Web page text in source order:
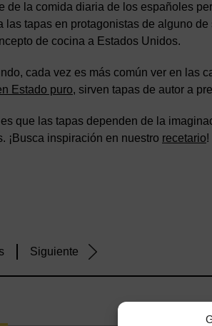
de la comida diaria de los españoles
las tapas en protagonistas de alguno
de cocina a Estados Unidos.
cada vez es más común ver en las
Estado puro, sirven tapas de autor a
que las tapas dependen de la
¡Busca inspiración en nuestro recetario!
Siguiente